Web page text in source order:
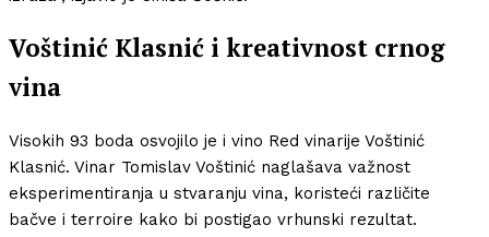
Voštinić Klasnić i kreativnost crnog
vina
Visokih 93 boda osvojilo je i vino Red vinarije Voštinić
Klasnić. Vinar Tomislav Voštinić naglašava važnost
eksperimentiranja u stvaranju vina, koristeći različite
bačve i terroire kako bi postigao vrhunski rezultat.